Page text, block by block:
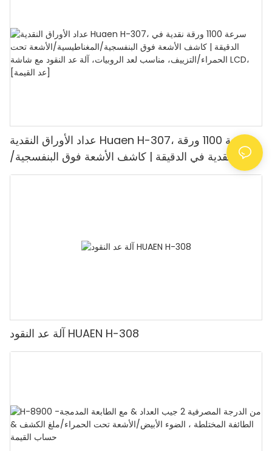
عداد الأوراق النقدية Huaen H-307، سرعة 1100 ورقة
نقدية في الدقيقة | كاشف الأشعة فوق البنفسجية/
المغناطيسية/الأشعة تحت الحمراء/التزييف، مناسب لعد
آلة عد النقود HUAEN H-308